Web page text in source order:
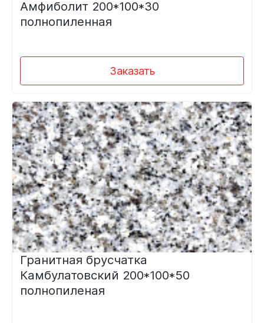
Амфиболит 200*100*30
полнопиленная
Заказать
Гранитная брусчатка
Камбулатовский 200*100*50
полнопиленая